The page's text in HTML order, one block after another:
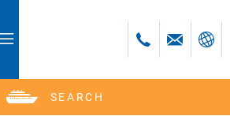
SEARCH